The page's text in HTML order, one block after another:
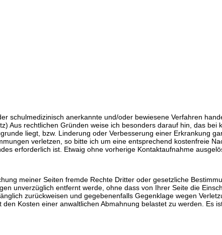
schulmedizinisch anerkannte und/oder bewiesene Verfahren
Aus rechtlichen Gründen weise ich besonders darauf hin, das
liegt, bzw. Linderung oder Verbesserung einer Erkrankung
verletzen, so bitte ich um eine entsprechend kostenfreie
erforderlich ist. Etwaig ohne vorherige Kontaktaufnahme
meiner Seiten fremde Rechte Dritter oder gesetzliche
unverzüglich entfernt werde, ohne dass von Ihrer Seite die
zurückweisen und gegebenenfalls Gegenklage wegen
Kosten einer anwaltlichen Abmahnung belastet zu werden. Es